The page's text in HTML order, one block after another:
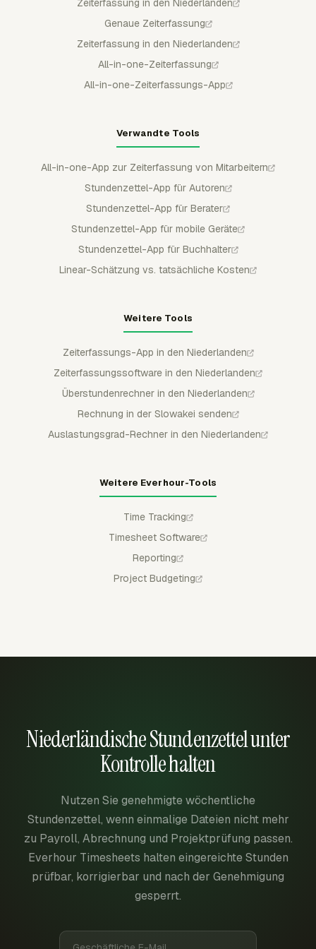
Genaue Zeiterfassung
Zeiterfassung in den Niederlanden
All-in-one-Zeiterfassung
All-in-one-Zeiterfassungs-App
Verwandte Tools
All-in-one-App zur Zeiterfassung von Mitarbeitern
Stundenzettel-App für Autoren
Stundenzettel-App für Berater
Stundenzettel-App für mobile Geräte
Stundenzettel-App für Buchhalter
Linear-Schätzung vs. tatsächliche Kosten
Weitere Tools
Zeiterfassungs-App in den Niederlanden
Zeiterfassungssoftware in den Niederlanden
Überstundenrechner in den Niederlanden
Rechnung in der Slowakei senden
Auslastungsgrad-Rechner in den Niederlanden
Weitere Everhour-Tools
Time Tracking
Timesheet Software
Reporting
Project Budgeting
Niederländische Stundenzettel unter
Kontrolle halten
Nutzen Sie genehmigte wöchentliche
Stundenzettel, wenn einmalige Dateien nicht mehr
zu Payroll, Abrechnung und Projektprüfung passen.
Everhour Timesheets halten eingereichte Stunden
prüfbar, korrigierbar und nach der Genehmigung
gesperrt.